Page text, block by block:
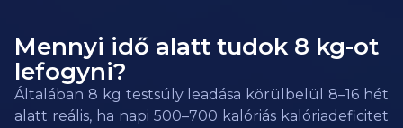
Mennyi idő alatt tudok 8 kg-ot
lefogyni?
Általában 8 kg testsúly leadása körülbelül 8–16 hét
alatt reális, ha napi 500–700 kalóriás kalóriadeficitet